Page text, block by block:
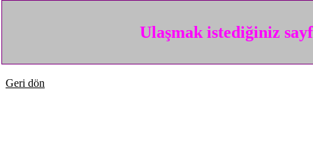
Ulaşmak istediğiniz
Geri dön